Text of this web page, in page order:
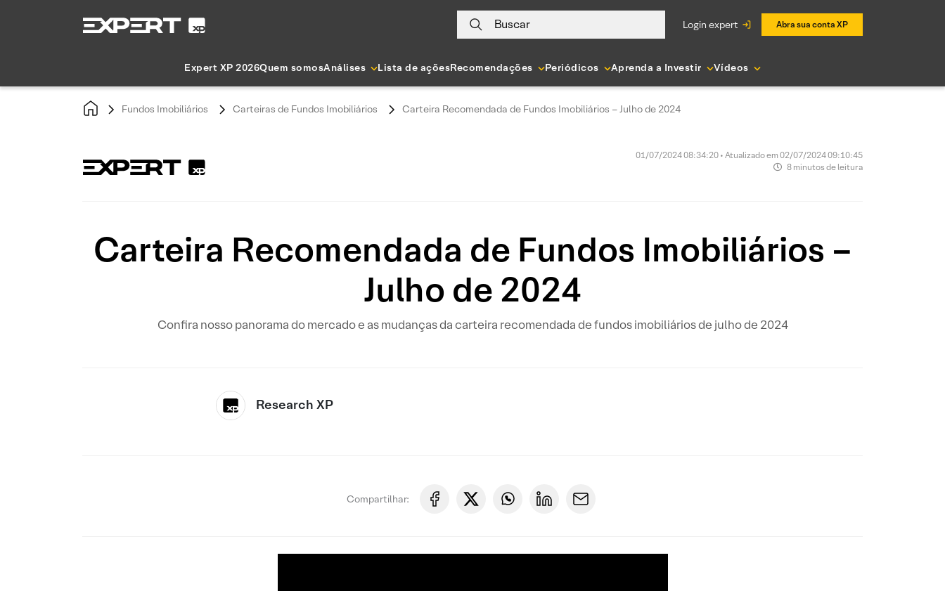
Buscar login expert Abra sua conta XP
Expert XP 2026Quem somosAnálises Lista de açõesRecomendações Periódicos Aprenda a Investir Vídeos
Fundos Imobiliários Carteiras de Fundos Imobiliários Carteira Recomendada de Fundos Imobiliários – Julho de 2024
01/07/2024 08:34:20 • Atualizado em 02/07/2024 09:10:45
8 minutos de leitura
Carteira Recomendada de Fundos Imobiliários –
Julho de 2024
Confira nosso panorama do mercado e as mudanças da carteira recomendada de fundos imobiliários de julho de 2024
Research XP
Compartilhar: